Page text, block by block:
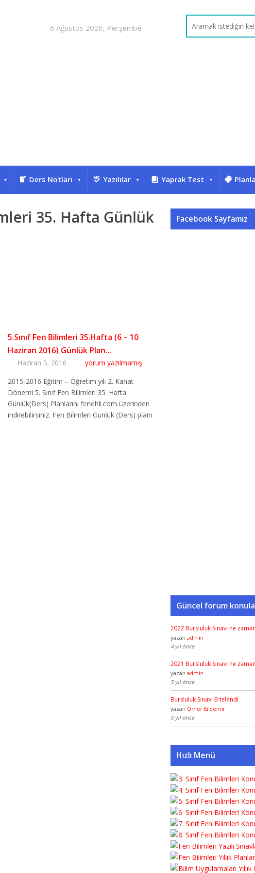
6 Ağustos 2026, Perşembe
Ders Notları Yazılılar Yaprak Test
35. Hafta Günlük
5.Sınıf Fen Bilimleri 35.Hafta (6 – 10
Haziran 2016) Günlük Plan...
Haziran 5, 2016
yorum yazılmamış
2015-2016 Eğitim – Öğretim yılı 2. Kanat
Dönemi 5. Sınıf Fen Bilimleri 35. Hafta
Günlük(Ders) Planlarını fenehli.com üzerinden
indirebilirsiniz. Fen Bilimleri Günlük (Ders) planı
Facebook Sayfamız
Güncel forum
2022 Bursluluk Sınavı ne
yazan admin
4 yıl önce
2021 Bursluluk Sınavı ne
yazan admin
5 yıl önce
Bursluluk Sınavı Ertelendi
yazan Ömer Erdemir
5 yıl önce
Hızlı Menü